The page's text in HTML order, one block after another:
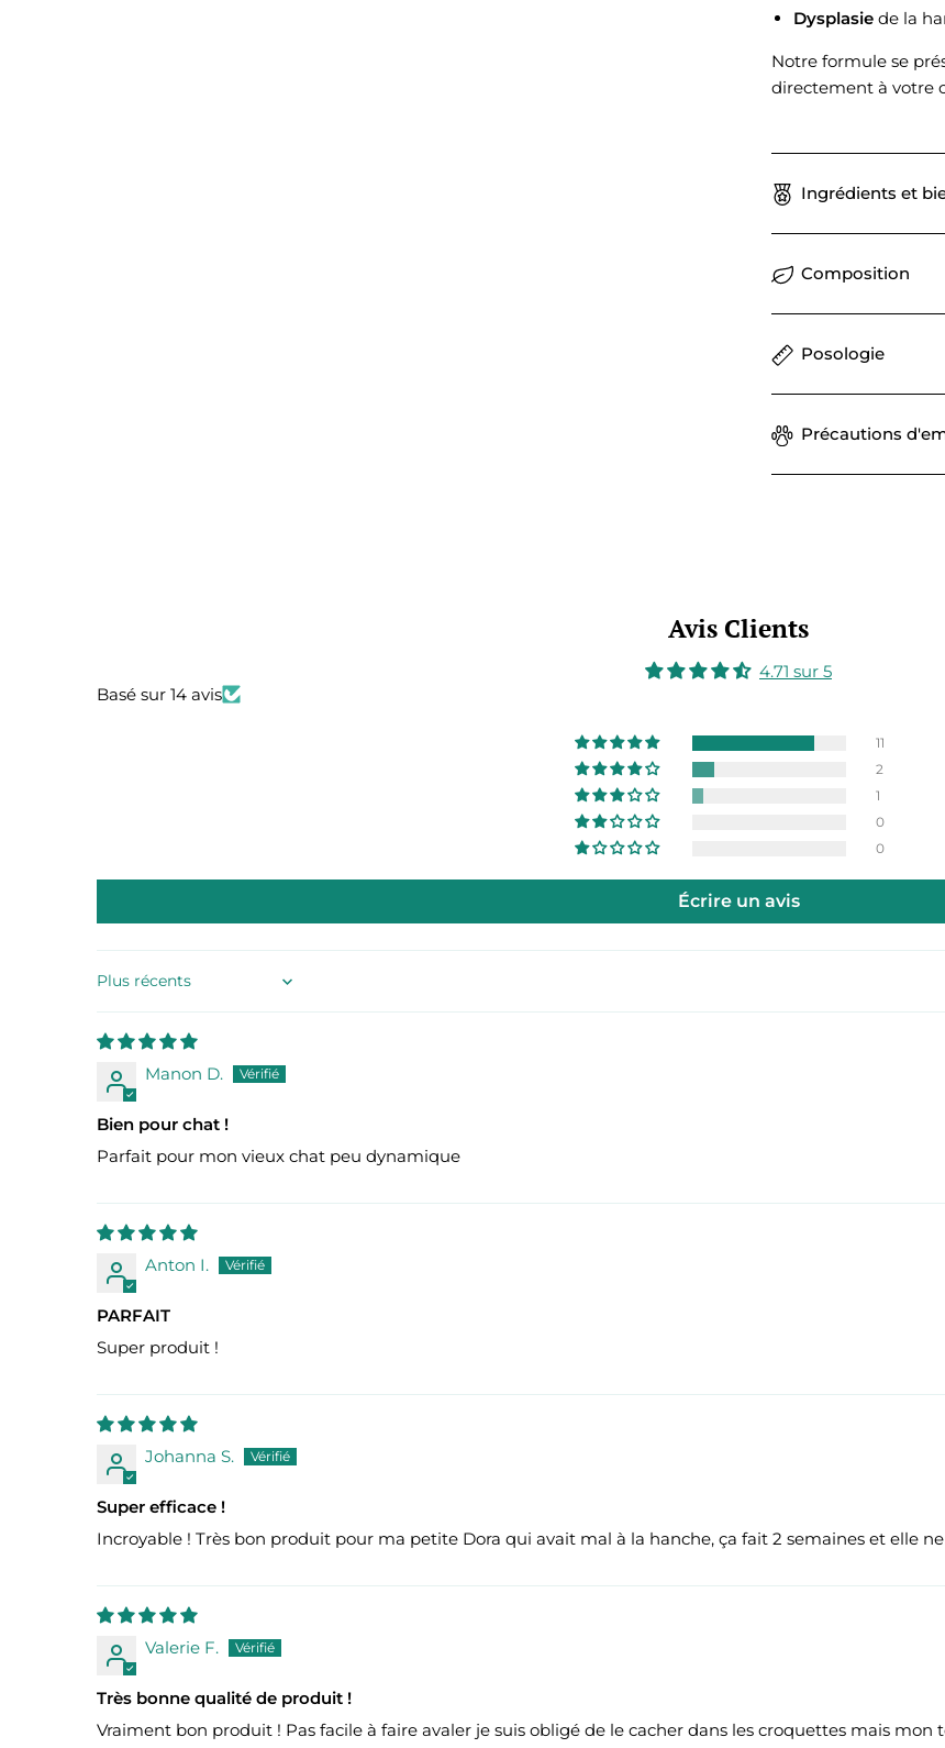
Dysplasie de la
Notre formule se
directement à votre
Ingrédients et
Composition
Posologie
Précautions
Avis Clients
4.71 sur 5
Basé sur 14 avis
11
2
1
0
0
Écrire un avis
Sort by
Manon D.
Bien pour chat !
Parfait pour mon vieux chat peu dynamique
Anton I.
PARFAIT
Super produit !
Johanna S.
Super efficace !
Incroyable ! Très bon produit pour ma petite Dora qui avait mal à la hanche, ça fait 2 semaines et elle
Valerie F.
Très bonne qualité de produit !
Vraiment bon produit ! Pas facile à faire avaler je suis obligé de le cacher dans les croquettes mais mon